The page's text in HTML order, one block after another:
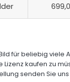
für beliebig viele
kaufen zu
senden Sie